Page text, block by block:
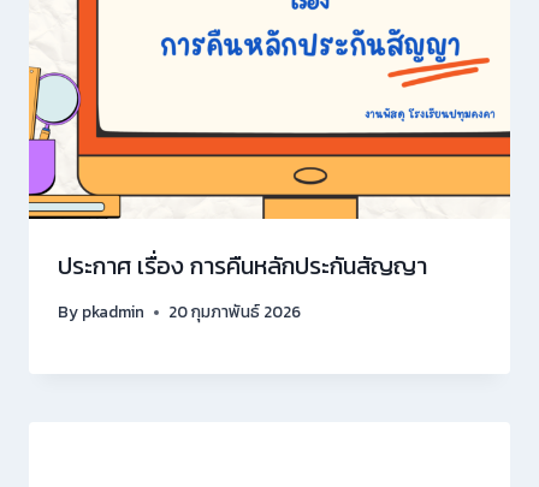
ประกาศ เรื่อง การคืนหลักประกันสัญญา
By pkadmin 20 กุมภาพันธ์ 2026